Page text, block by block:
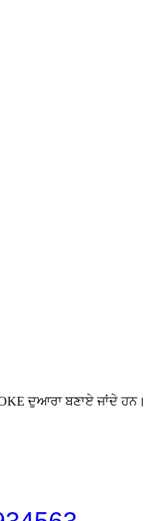
ਦੁਆਰਾ ਬਣਾਏ ਜਾਂਦੇ ਹਨ।